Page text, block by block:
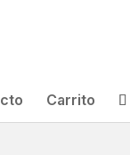
Carrito